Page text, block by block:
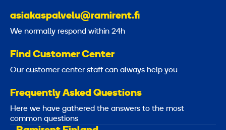
asiakaspalvelu@ramirent.fi
We normally respond within 24h
Find Customer Center
Our customer center staff can always help you
Frequently Asked Questions
Here we have gathered the answers to the most
common questions